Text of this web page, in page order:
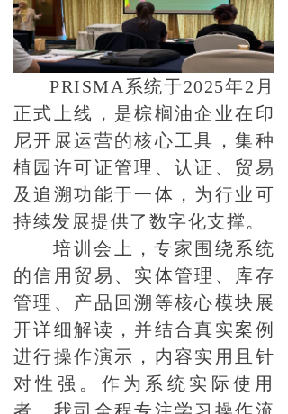
PRISMA系统于2025年2月
正式上线，是棕榈油企业在印
尼开展运营的核心工具，集种
植园许可证管理、认证、贸易
及追溯功能于一体，为行业可
持续发展提供了数字化支撑。
培训会上，专家围绕系统
的信用贸易、实体管理、库存
管理、产品回溯等核心模块展
开详细解读，并结合真实案例
进行操作演示，内容实用且针
对性强。作为系统实际使用
者，我司全程专注学习操作流